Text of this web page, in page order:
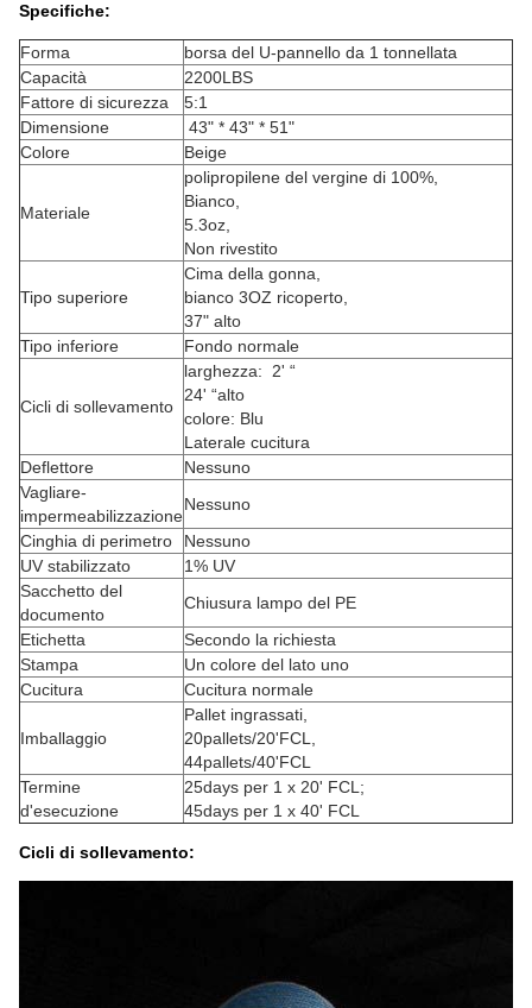
Specifiche:
Forma
borsa del U-pannello da 1 tonnellata
Capacità
2200LBS
Fattore di sicurezza
5:1
Dimensione
43" * 43" * 51"
Colore
Beige
Materiale
polipropilene del vergine di 100%,
Bianco,
5.3oz,
Non rivestito
Tipo superiore
Cima della gonna,
bianco 3OZ ricoperto,
37" alto
Tipo inferiore
Fondo normale
Cicli di sollevamento
larghezza: 2' “
24' “alto
colore: Blu
Laterale cucitura
Deflettore
Nessuno
Vagliare-
impermeabilizzazione
Nessuno
Cinghia di perimetro
Nessuno
UV stabilizzato
1% UV
Sacchetto del
documento
Chiusura lampo del PE
Etichetta
Secondo la richiesta
Stampa
Un colore del lato uno
Cucitura
Cucitura normale
Imballaggio
Pallet ingrassati,
20pallets/20'FCL,
44pallets/40'FCL
Termine
d'esecuzione
25days per 1 x 20' FCL;
45days per 1 x 40' FCL
Cicli di sollevamento: